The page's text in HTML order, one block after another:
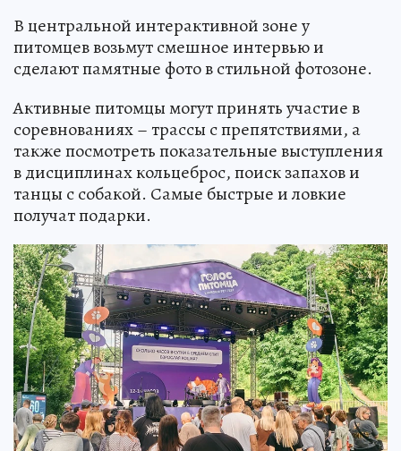
В центральной интерактивной зоне у
питомцев возьмут смешное интервью и
сделают памятные фото в стильной фотозоне.
Активные питомцы могут принять участие в
соревнованиях – трассы с препятствиями, а
также посмотреть показательные выступления
в дисциплинах кольцеброс, поиск запахов и
танцы с собакой. Самые быстрые и ловкие
получат подарки.